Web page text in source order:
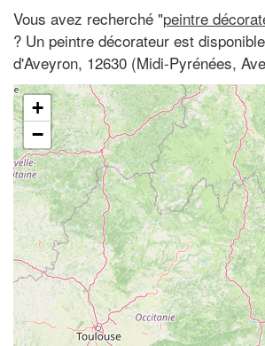
Vous avez recherché "peintre
? Un peintre décorateur est
d'Aveyron, 12630 (Midi-Pyrénées,
+
−